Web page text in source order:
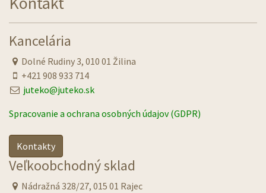
Kancelária
Dolné Rudiny 3, 010 01 Žilina
+421 908 933 714
juteko@juteko.sk
Spracovanie a ochrana osobných údajov (GDPR)
Kontakty
Veľkoobchodný sklad
Nádražná 328/27, 015 01 Rajec